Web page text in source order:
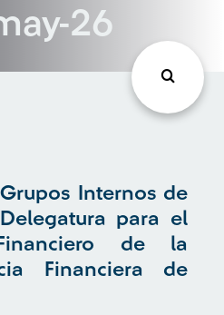
26
Internos de
para el
de la
Financiera de